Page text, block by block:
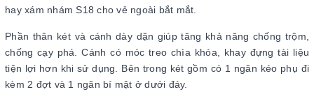
hay xám nhám S18 cho vẻ ngoài bắt mắt.
Phần thân két và cánh dày dặn giúp tăng khả năng chống trộm,
chống cạy phá. Cánh có móc treo chìa khóa, khay đựng tài liệu
tiện lợi hơn khi sử dụng. Bên trong két gồm có 1 ngăn kéo phụ đi
kèm 2 đợt và 1 ngăn bí mật ở dưới đáy.